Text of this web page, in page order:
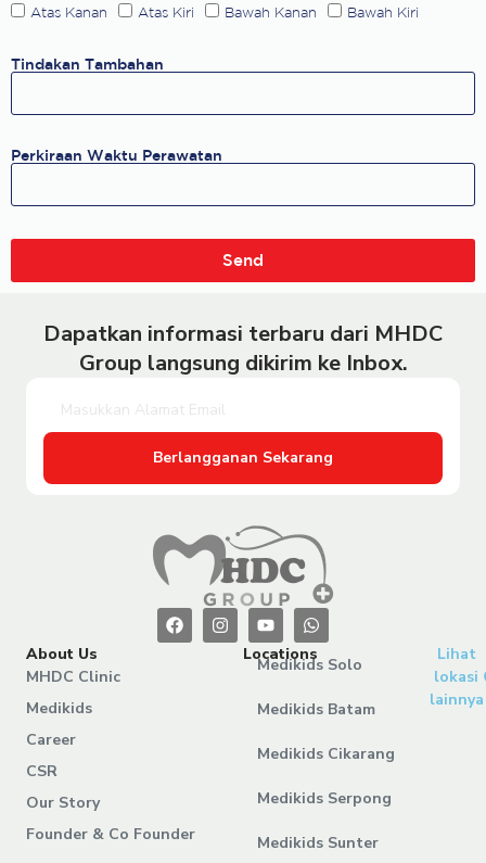
Atas Kanan Atas Kiri Bawah Kanan Bawah Kiri
Tindakan Tambahan
Perkiraan Waktu Perawatan
Send
Dapatkan informasi terbaru dari MHDC
Group langsung dikirim ke Inbox.
Berlangganan Sekarang
About Us
MHDC Clinic
Medikids
Career
CSR
Our Story
Founder & Co Founder
Locations
Medikids Solo
Medikids Batam
Medikids Cikarang
Medikids Serpong
Medikids Sunter
Lihat
lokasi
lainnya